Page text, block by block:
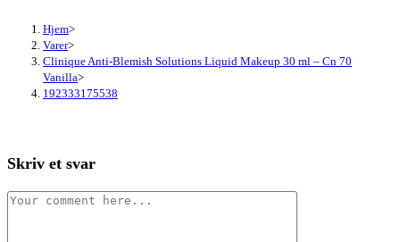
Hjem>
Varer>
Clinique Anti-Blemish Solutions Liquid Makeup 30 ml – Cn 70
Vanilla>
192333175538
Skriv et svar
Comment